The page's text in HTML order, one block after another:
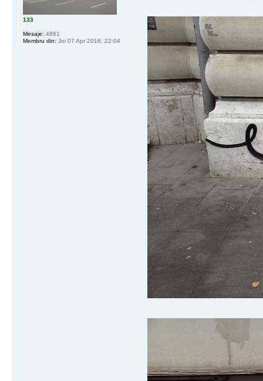
133
Mesaje: 4861
Membru din: Joi 07 Apr 2016, 22:04